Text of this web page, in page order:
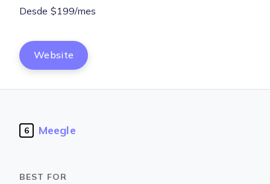
Desde $199/mes
Website
6 Meegle